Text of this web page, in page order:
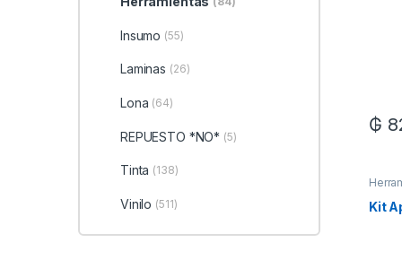
₲
Kit
Insumo (55)
Laminas (26)
Lona (64)
REPUESTO *NO* (5)
Tinta (138)
Vinilo (511)